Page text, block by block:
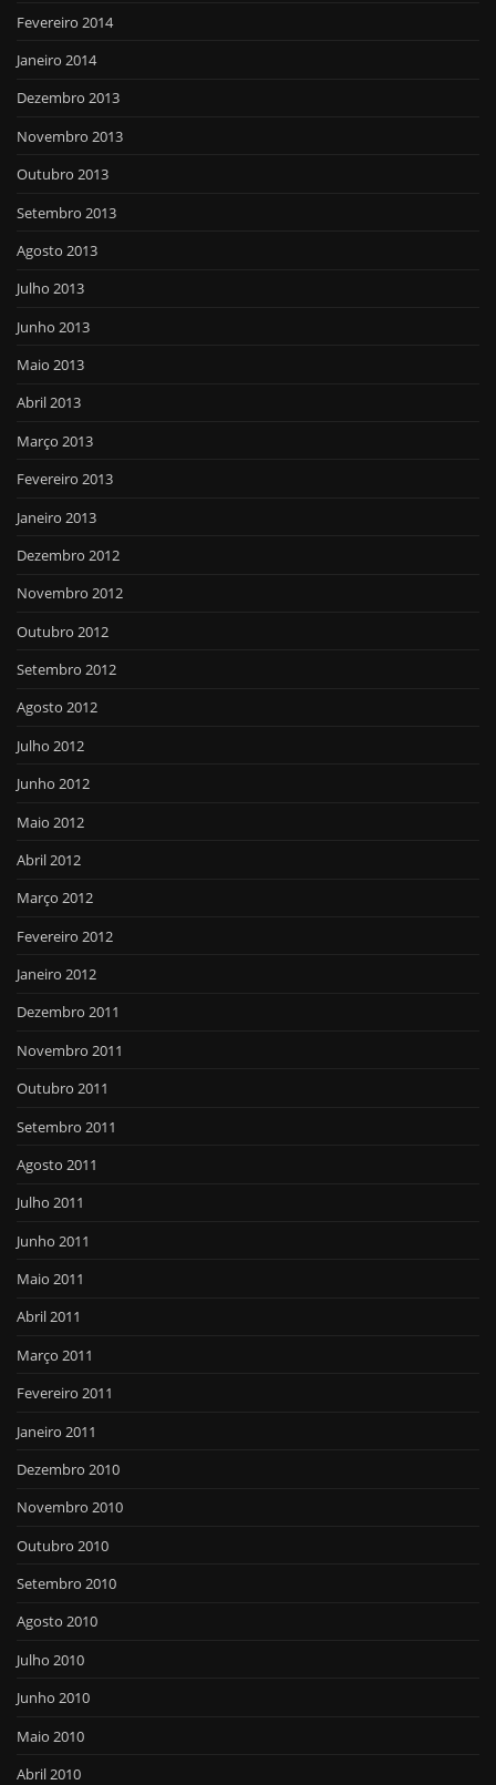
Fevereiro 2014
Janeiro 2014
Dezembro 2013
Novembro 2013
Outubro 2013
Setembro 2013
Agosto 2013
Julho 2013
Junho 2013
Maio 2013
Abril 2013
Março 2013
Fevereiro 2013
Janeiro 2013
Dezembro 2012
Novembro 2012
Outubro 2012
Setembro 2012
Agosto 2012
Julho 2012
Junho 2012
Maio 2012
Abril 2012
Março 2012
Fevereiro 2012
Janeiro 2012
Dezembro 2011
Novembro 2011
Outubro 2011
Setembro 2011
Agosto 2011
Julho 2011
Junho 2011
Maio 2011
Abril 2011
Março 2011
Fevereiro 2011
Janeiro 2011
Dezembro 2010
Novembro 2010
Outubro 2010
Setembro 2010
Agosto 2010
Julho 2010
Junho 2010
Maio 2010
Abril 2010